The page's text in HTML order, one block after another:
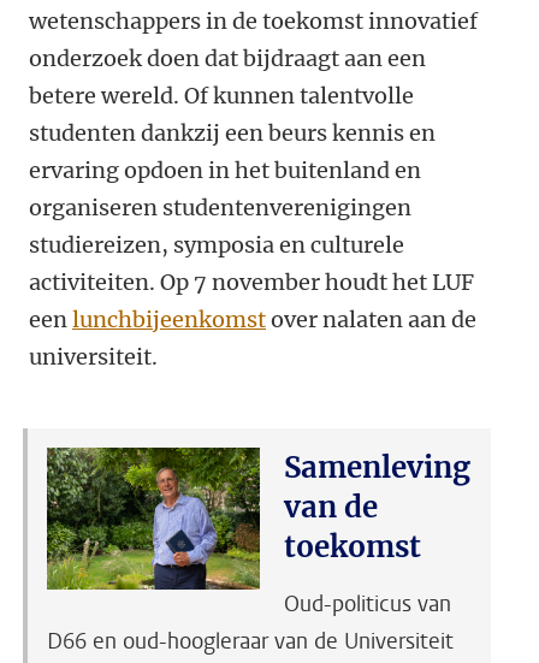
wetenschappers in de toekomst innovatief
onderzoek doen dat bijdraagt aan een
betere wereld. Of kunnen talentvolle
studenten dankzij een beurs kennis en
ervaring opdoen in het buitenland en
organiseren studentenverenigingen
studiereizen, symposia en culturele
activiteiten. Op 7 november houdt het LUF
eenlunchbijeenkomstover nalaten aan de
universiteit.
Samenleving
van de
toekomst
Oud-politicus van
D66 en oud-hoogleraar van de Universiteit